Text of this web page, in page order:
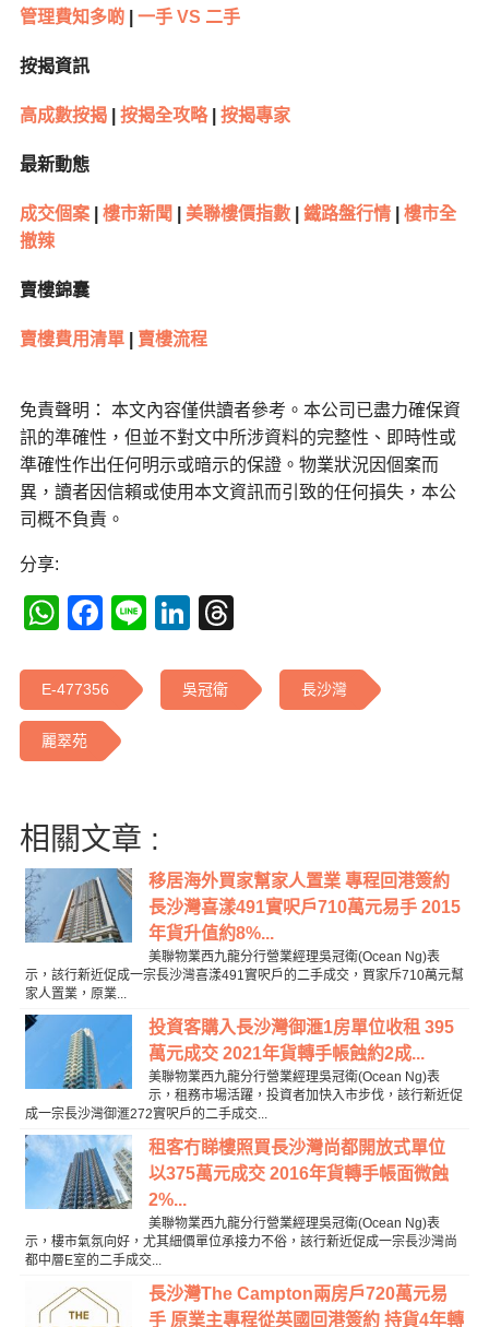
管理費知多啲| 一手 VS 二手
按揭資訊
高成數按揭| 按揭全攻略| 按揭專家
最新動態
成交個案| 樓市新聞 美聯樓價指數| 鐵路盤行情|
樓市全
撤辣
賣樓錦囊
賣樓費用清單| 賣樓流程
免責聲明： 本文內容僅供讀者參考。本公司已盡力確保資
訊的準確性，但並不對文中所涉資料的完整性、即時性或
準確性作出任何明示或暗示的保證。物業狀況因個案而
異，讀者因信賴或使用本文資訊而引致的任何損失，本公
司概不負責。
分享:
WhatsApp
Facebook
LineLinkedIn
E-477356 吳冠衛 長沙灣
麗翠苑
相關文章 :
移居海外買家幫家人置業 專程回港簽約
長沙灣喜漾491實呎戶710萬元易手 2015
年貨升值約8%...
美聯物業西九龍分行營業經理吳冠衛(Ocean Ng)表
示，該行新近促成一宗長沙灣喜漾491實呎戶的二手成交，買家斥710萬元幫
家人置業，原業...
投資客購入長沙灣御滙1房單位收租 395
萬元成交 2021年貨轉手帳蝕約2成...
美聯物業西九龍分行營業經理吳冠衛(Ocean Ng)表
示，租務市場活躍，投資者加快入市步伐，該行新近促
成一宗長沙灣御滙272實呎戶的二手成交...
租客冇睇樓照買長沙灣尚都開放式單位
以375萬元成交 2016年貨轉手帳面微蝕
2%...
美聯物業西九龍分行營業經理吳冠衛(Ocean Ng)表
示，樓市氣氛向好，尤其細價單位承接力不俗，該行新近促成一宗長沙灣尚
都中層E室的二手成交...
長沙灣The Campton兩房戶720萬元易
手 原業主專程從英國回港簽約 持貨4年轉